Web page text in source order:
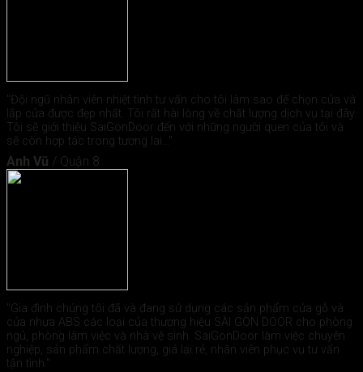
"Đội ngũ nhân viên nhiệt tình tư vấn cho tôi làm sao để chọn cửa và
lắp cửa được đẹp nhất. Tôi rất hài lòng về chất lượng dịch vụ tại đây.
Tôi sẽ giới thiệu SaiGonDoor đến với những người quen của tôi và
sẽ còn hợp tác trong tương lai..."
Anh Vũ / Quận 8
"Gia đình chúng tôi đã và đang sử dụng các sản phẩm cửa gỗ và
cửa nhựa ABS các loại của thương hiệu SÀI GÒN DOOR cho phòng
ngủ, phòng làm việc và nhà vệ sinh. SaiGonDoor làm việc chuyên
nghiệp, sản phẩm chất lượng, giá lại rẻ, nhân viên phục vụ tư vấn
tận tình."